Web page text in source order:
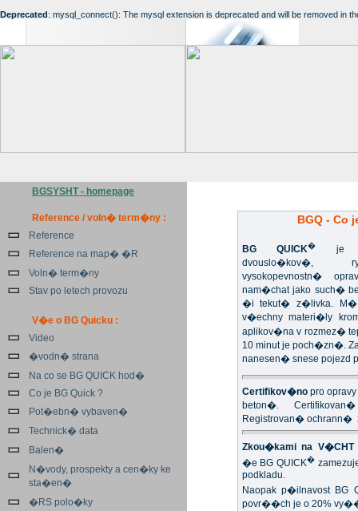
Deprecated: mysql_connect(): The mysql extension is deprecated and will be removed in
BGSYSHT - homepage
Reference / voln� term�ny :
Reference
Reference na map� �R
Voln� term�ny
Stav po letech provozu
V�e o BG Quicku :
Video
�vodn� strana
Na co se BG QUICK hod�
Co je BG Quick ?
Pot�ebn� vybaven�
Technick� data
Balen�
N�vody, prospekty a cen�ky ke
sta�en�
�RS polo�ky
BGQ - Co
BG QUICK�
je
dvouslo�kov�,
vysokopevnostn�
nam�chat jako such�
�i tekut� z�livka. M�
v�echny materi�ly
aplikov�na v rozmez�
10 minut je poch�zn�.
nanesen� snese pojezd
Certifikov�nopro
beton�.
Registrovan�
Zkou�kami na V�CHT
�e BG QUICK�
podkladu.
Naopak p�ilnavost BG
povr��ch je o 20%